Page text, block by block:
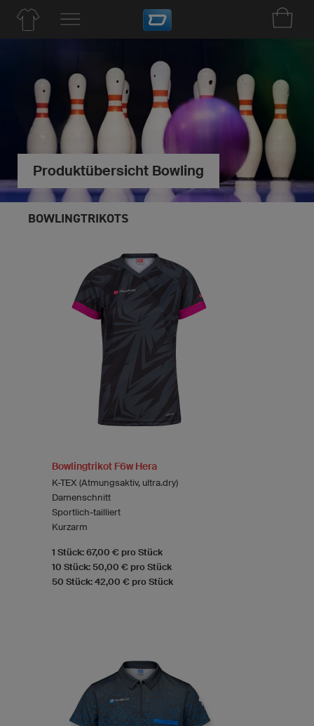
Produktübersicht Bowling
BOWLINGTRIKOTS
Bowlingtrikot F6w Hera
K-TEX (Atmungsaktiv, ultra.dry)
Damenschnitt
Sportlich-tailliert
Kurzarm
1 Stück: 67,00 € pro Stück
10 Stück: 50,00 € pro Stück
50 Stück: 42,00 € pro Stück